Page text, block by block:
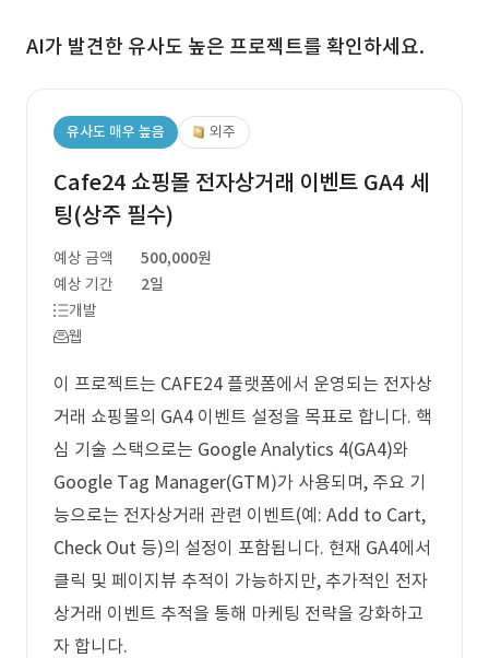
AI가 발견한 유사도 높은 프로젝트를 확인하세요.
유사도 매우 높음 외주
Cafe24 쇼핑몰 전자상거래 이벤트 GA4 세
팅(상주 필수)
예상 금액
500,000원
예상 기간
2일
개발
웹
이 프로젝트는 CAFE24 플랫폼에서 운영되는 전자상
거래 쇼핑몰의 GA4 이벤트 설정을 목표로 합니다. 핵
심 기술 스택으로는 Google Analytics 4(GA4)와
Google Tag Manager(GTM)가 사용되며, 주요 기
능으로는 전자상거래 관련 이벤트(예: Add to Cart,
Check Out 등)의 설정이 포함됩니다. 현재 GA4에서
클릭 및 페이지뷰 추적이 가능하지만, 추가적인 전자
상거래 이벤트 추적을 통해 마케팅 전략을 강화하고
자 합니다.